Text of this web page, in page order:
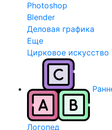
Photoshop
Blender
Деловая графика
Еще
Цирковое искусство
Логопед